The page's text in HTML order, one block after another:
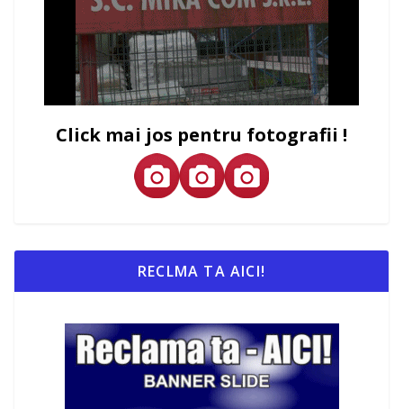
Click mai jos pentru fotografii !
RECLMA TA AICI!